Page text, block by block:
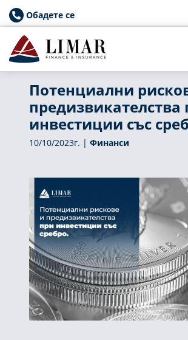
Обадете се
Потенциални
предизвикателства
инвестиции със
10/10/2023г. | Финанси